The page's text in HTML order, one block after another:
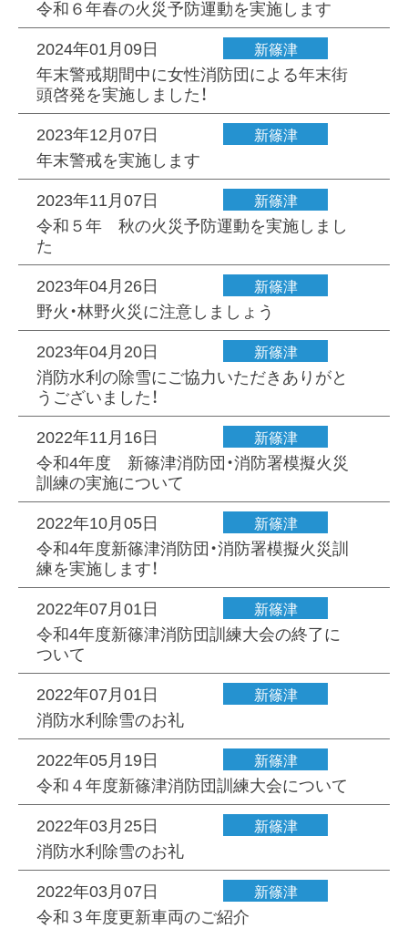
令和６年春の火災予防運動を実施します
2024年01月09日
新篠津
年末警戒期間中に女性消防団による年末街
頭啓発を実施しました！
2023年12月07日
新篠津
年末警戒を実施します
2023年11月07日
新篠津
令和５年 秋の火災予防運動を実施しまし
た
2023年04月26日
新篠津
野火・林野火災に注意しましょう
2023年04月20日
新篠津
消防水利の除雪にご協力いただきありがと
うございました！
2022年11月16日
新篠津
令和4年度 新篠津消防団・消防署模擬火災
訓練の実施について
2022年10月05日
新篠津
令和4年度新篠津消防団・消防署模擬火災訓
練を実施します！
2022年07月01日
新篠津
令和4年度新篠津消防団訓練大会の終了に
ついて
2022年07月01日
新篠津
消防水利除雪のお礼
2022年05月19日
新篠津
令和４年度新篠津消防団訓練大会について
2022年03月25日
新篠津
消防水利除雪のお礼
2022年03月07日
新篠津
令和３年度更新車両のご紹介